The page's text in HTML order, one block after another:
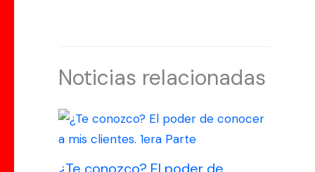
Noticias relacionadas